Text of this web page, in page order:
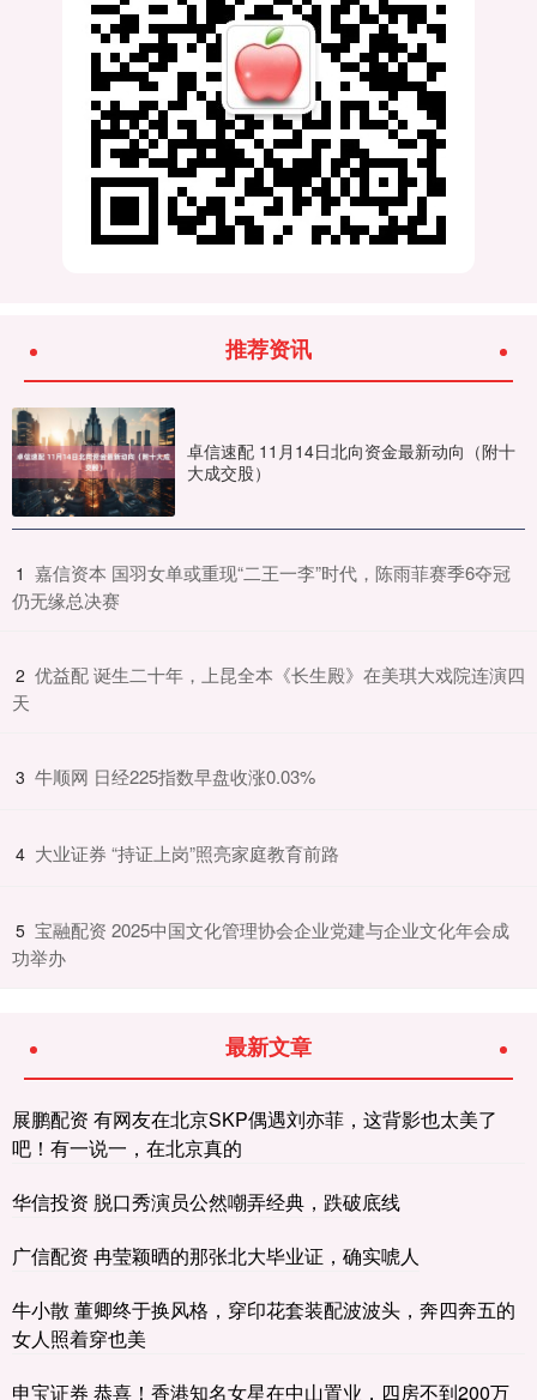
推荐资讯
卓信速配 11月14日北向资金最新动向（附十
大成交股）
1 ​嘉信资本 国羽女单或重现“二王一李”时代，陈雨菲赛季6夺冠
仍无缘总决赛
2 ​优益配 诞生二十年，上昆全本《长生殿》在美琪大戏院连演四
天
3 ​牛顺网 日经225指数早盘收涨0.03%
4 ​大业证券 “持证上岗”照亮家庭教育前路
5 ​宝融配资 2025中国文化管理协会企业党建与企业文化年会成
功举办
最新文章
展鹏配资 有网友在北京SKP偶遇刘亦菲，这背影也太美了
吧！有一说一，在北京真的
华信投资 脱口秀演员公然嘲弄经典，跌破底线
广信配资 冉莹颖晒的那张北大毕业证，确实唬人
牛小散 董卿终于换风格，穿印花套装配波波头，奔四奔五的
女人照着穿也美
申宝证券 恭喜！香港知名女星在中山置业，四房不到200万